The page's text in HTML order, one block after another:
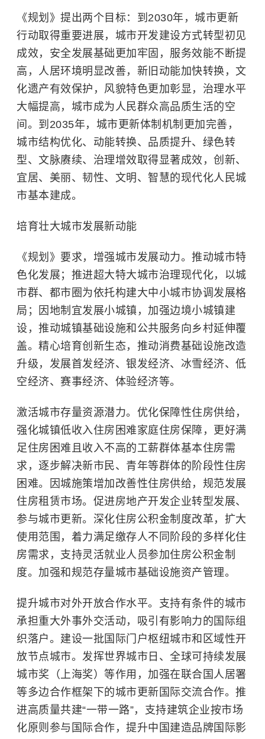
《规划》提出两个目标：到2030年，城市更新
行动取得重要进展，城市开发建设方式转型初见
成效，安全发展基础更加牢固，服务效能不断提
高，人居环境明显改善，新旧动能加快转换，文
化遗产有效保护，风貌特色更加彰显，治理水平
大幅提高，城市成为人民群众高品质生活的空
间。到2035年，城市更新体制机制更加完善，
城市结构优化、动能转换、品质提升、绿色转
型、文脉赓续、治理增效取得显著成效，创新、
宜居、美丽、韧性、文明、智慧的现代化人民城
市基本建成。
培育壮大城市发展新动能
《规划》要求，增强城市发展动力。推动城市特
色化发展；推进超大特大城市治理现代化，以城
市群、都市圈为依托构建大中小城市协调发展格
局；因地制宜发展小城镇，加强边境小城镇建
设，推动城镇基础设施和公共服务向乡村延伸覆
盖。精心培育创新生态，推动消费基础设施改造
升级，发展首发经济、 银发经济、冰雪经济、低
空经济、赛事经济、体验经济等。
激活城市存量资源潜力。优化保障性住房供给，
强化城镇低收入住房困难家庭住房保障，更好满
足住房困难且收入不高的工薪群体基本住房需
求，逐步解决新市民、青年等群体的阶段性住房
困难。因城施策增加改善性住房供给，规范发展
住房租赁市场。促进房地产开发企业转型发展、
参与城市更新。深化住房公积金制度改革，扩大
使用范围，着力满足缴存人不同阶段的多样化住
房需求，支持灵活就业人员参加住房公积金制
度。加强和规范存量城市基础设施资产管理。
提升城市对外开放合作水平。支持有条件的城市
承担重大外事外交活动，吸引有影响力的国际组
织落户。建设一批国际门户枢纽城市和区域性开
放节点城市。发挥世界城市日、全球可持续发展
城市奖（上海奖）等作用，加强在联合国人居署
等多边合作框架下的城市更新国际交流合作。推
进高质量共建“一带一路”，支持建筑企业按市场
化原则参与国际合作，提升中国建造品牌国际影